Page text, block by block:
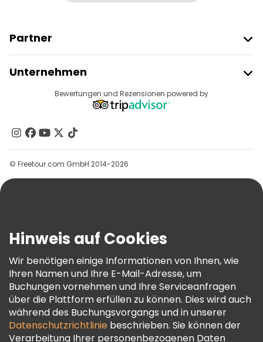
Partner
Anbieter-Anmeldung
Affiliate-Programm
Unternehmen
Reiseziele
Kontakt
Gruppen
Hilfe
AGB Und Rechtliches
Cookie-Richtlinie
Freetour Auszeichnungen
Treueprogramm
Bewertungen und Rezensionen powered by
© Freetour.com GmbH 2014-2026
Hinweis auf Cookies
Wir benötigen einige Informationen von Ihnen, wie
Ihren Namen und Ihre E-Mail-Adresse, um
Buchungen vornehmen und Ihre Serviceanfragen
über die Plattform erfüllen zu können. Dies wird auch
während des Buchungsvorgangs und in unserer
Datenschutzrichtlinie beschrieben. Sie können der
Verarbeitung Ihrer personenbezogenen Daten